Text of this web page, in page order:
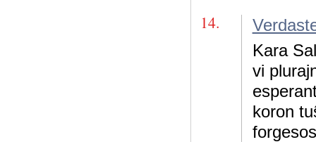
14.
Kara
vi
koron